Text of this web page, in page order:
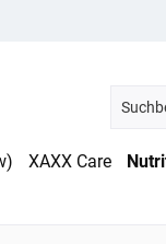
XAXX Care